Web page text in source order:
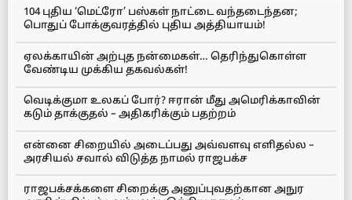
104 புதிய ‘மெட்ரோ’ பஸ்கள் நாட்டை வந்தடைந்தன;
பொதுப் போக்குவரத்தில் புதிய அத்தியாயம்!
ஏலக்காயின் அற்புத நன்மைகள்… தெரிந்துகொள்ள
வேண்டிய முக்கிய தகவல்கள்!
வெடிக்குமா உலகப் போர்? ஈரான் மீது அமெரிக்காவின்
கடும் தாக்குதல் – அதிகரிக்கும் பதற்றம்
என்னை சிறையில் அடைப்பது அவ்வளவு எளிதல்ல –
அரசியல் சவால் விடுத்த நாமல் ராஜபக்ச
ராஜபக்சக்களை சிறைக்கு அனுப்புவதற்கான அநுர